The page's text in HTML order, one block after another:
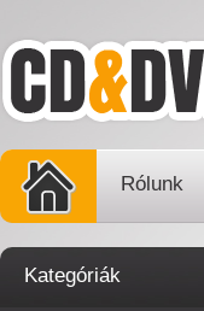
Rólunk
Kategóriák